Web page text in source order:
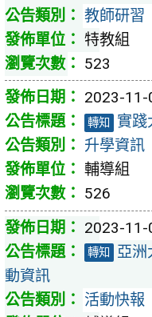
教師研習
特教組
523
2023-11-
轉知
實踐
升學資訊
輔導組
526
2023-11-
轉知
亞洲
動資訊
活動快報